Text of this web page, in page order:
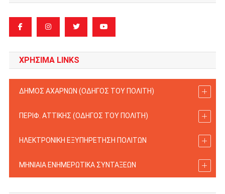
ΧΡΗΣΙΜΑ LINKS
ΔΗΜΟΣ ΑΧΑΡΝΩΝ (ΟΔΗΓΟΣ TOY ΠΟΛΙΤΗ)
ΠΕΡΙΦ. ΑΤΤΙΚΗΣ (ΟΔΗΓΟΣ TOY ΠΟΛΙΤΗ)
ΗΛΕΚΤΡΟΝΙΚΗ ΕΞΥΠΗΡΕΤΗΣΗ ΠΟΛΙΤΩΝ
ΜΗΝΙΑΙΑ ΕΝΗΜΕΡΩΤΙΚΑ ΣΥΝΤΑΞΕΩΝ